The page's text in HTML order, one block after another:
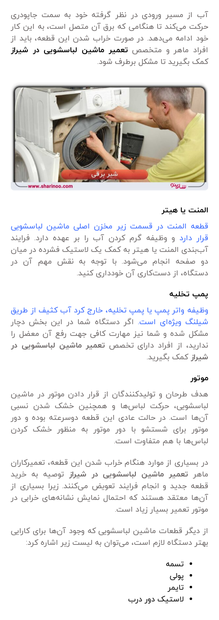
آب از مسیر ورودی در نظر گرفته خود به سمت جاپودری
حرکت می‌کند تا هنگامی که برق آن متصل است، به این کار
خود ادامه می‌دهد. در صورت خراب شدن این قطعه، باید از
افراد ماهر و متخصص تعمیر ماشین لباسشویی در شیراز
کمک بگیرید تا مشکل برطرف شود.
المنت یا هیتر
قطعه المنت در قسمت زیر مخزن اصلی ماشین لباسشویی
قرار دارد و وظیفه گرم کردن آب را بر عهده دارد. فرایند
آب‌بندی المنت یا هیتر به کمک یک لاستیک فشرده در میان
دو صفحه انجام می‌شود. با توجه به نقش مهم آن در
دستگاه، از دست‌کاری آن خودداری کنید.
پمپ تخلیه
وظیفه واتر پمپ یا پمپ تخلیه، خارج کرد آب کثیف از طریق
شیلنگ ویژه‌ای است. اگر دستگاه شما در این بخش دچار
مشکل شده و شما نیز مهارت کافی جهت رفع آن معضل را
ندارید، از افراد دارای تخصص تعمیر ماشین لباسشویی در
شیراز کمک بگیرید.
موتور
هدف طرحان و تولید‌کنندگان از قرار دادن موتور در ماشین
لباسشویی، حرکت لباس‌ها و همچنین خشک شدن نسبی
آن‌ها است. در حالت عادی این قطعه دو‌سرعته بوده و دور
موتور برای شستشو با دور موتور به منظور خشک کردن
لباس‌ها با هم متفاوت است.
در بسیاری از موارد هنگام خراب شدن این قطعه، تعمیرکاران
ماهر تعمیر ماشین لباسشویی در شیراز توصیه به خرید
قطعه جدید و انجام فرایند تعویض می‌کنند. زیرا بسیاری از
آن‌ها معتقد هستند که احتمال نمایش نشانه‌های خرابی در
موتور تعمیر بسیار زیاد است.
از دیگر قطعات ماشین لباسشویی که وجود آن‌ها برای کارایی
بهتر دستگاه لازم است، می‌توان به لیست زیر اشاره کرد:
تسمه
پولی
تایمر
لاستیک دور درب